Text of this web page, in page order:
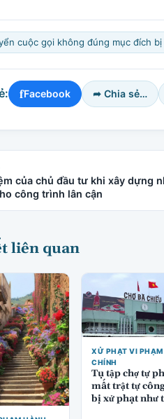
cuộc gọi không đúng mục đích
fFacebook ➦ Chia sẻ…
của chủ đầu tư khi xây dựng
công trình lân cận
liên quan
XỬ PHẠT VI PHẠM
CHÍNH
Tụ tập chợ tự
mất trật tự
bị xử phạt như